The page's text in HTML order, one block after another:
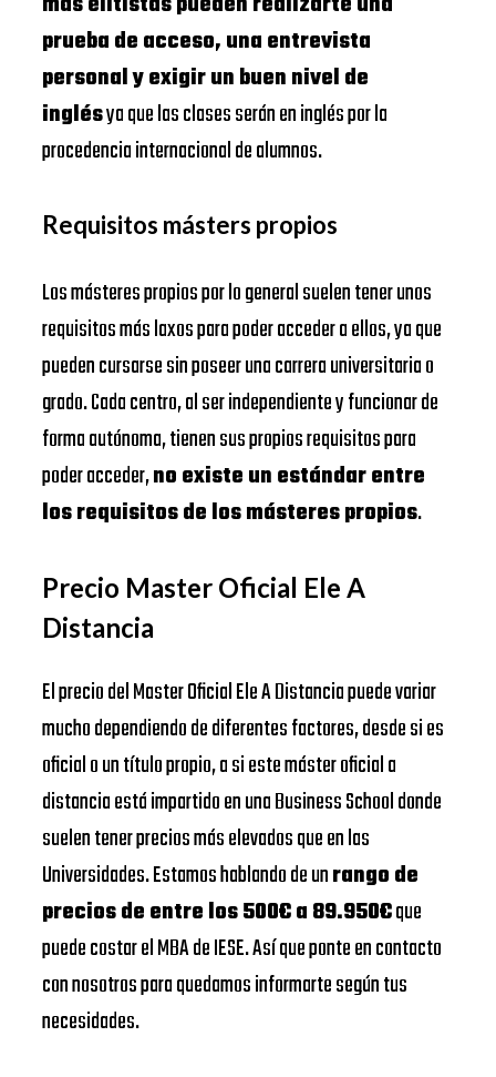
prueba de acceso, una entrevista
personal y exigir un buen nivel de
inglésya que las clases serán en inglés por la
procedencia internacional de alumnos.
Requisitos másters propios
Los másteres propios por lo general suelen tener unos
requisitos más laxos para poder acceder a ellos, ya que
pueden cursarse sin poseer una carrera universitaria o
grado. Cada centro, al ser independiente y funcionar de
forma autónoma, tienen sus propios requisitos para
poder acceder,no existe un estándar entre
los requisitos de los másteres propios.
Precio Master Oficial Ele A
Distancia
El precio del Master Oficial Ele A Distancia puede variar
mucho dependiendo de diferentes factores, desde si es
oficial o un título propio, a si este máster oficial a
distancia está impartido en una Business School donde
suelen tener precios más elevados que en las
Universidades. Estamos hablando de unrango de
precios de entre los 500€ a 89.950€que
puede costar el MBA de IESE. Así que ponte en contacto
con nosotros para quedamos informarte según tus
necesidades.